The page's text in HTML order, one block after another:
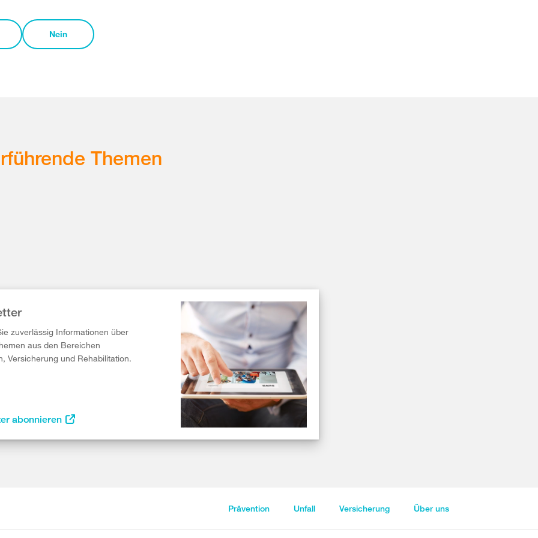
Nein
Themen
zuverlässig Informationen über
aus den Bereichen
Versicherung und Rehabilitation.
abonnieren
Prävention Unfall Versicherung Über uns